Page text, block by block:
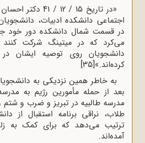
«در تاریخ 15 / 12 /
اجتماعی دانشکده ادبیات،
در قسمت شمال دانشکده دور خود
می‌کرد که در میتینگ شرکت
دانشجویان روی توصیه ایشان
کرده‌اند.»[35]
به خاطر همین نزدیکی به
بعد از حمله مأمورین رژیم به
مدرسه طالبیه در تبریز و ضرب و
طلاب، نراقی برنامه استقبال از
ترتیب می‌دهد که برای کمک به
آمده‌اند.